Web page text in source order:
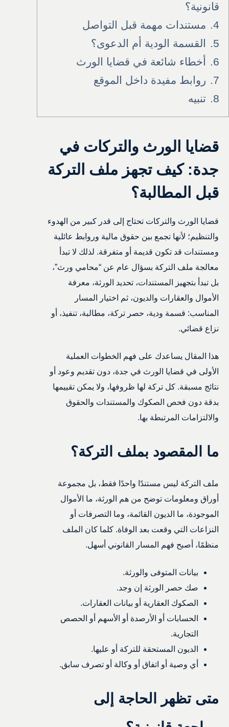
قانونية؟
4.
مستندات مهمة قبل التواصل
5.
القسمة الودية أم الدعوى؟
6.
أخطاء شائعة في قضايا الورث
7.
روابط مفيدة داخل الموقع
8.
تنبيه
قضايا الورث والتركات في
جدة: كيف تجهز ملف التركة
قبل المطالبة؟
قضايا الورث والتركات تحتاج إلى قدر كبير من الهدوء
والتنظيم؛ لأنها تجمع بين حقوق مالية وروابط عائلية
ومستندات قد تكون قديمة أو متفرقة. لذلك لا تبدأ
معالجة ملف التركة بسؤال عام عن “محامي ورث”،
بل تبدأ بتجهيز المستندات، تحديد الورثة، معرفة
الأموال والعقارات والديون، ثم اختيار المسار
المناسب: قسمة ودية، حصر تركة، مطالبة، تنفيذ، أو
نزاع قضائي.
هذا المقال يساعدك على فهم الخطوات العملية
الأولى في قضايا الورث في جدة، دون تقديم وعود أو
نتائج مسبقة. كل تركة لها ظروفها، ولا يمكن تقييمها
بدقة دون فحص الصكوك والمستندات والحقوق
والالتزامات المرتبطة بها.
ما المقصود بملف التركة؟
ملف التركة ليس مستندًا واحدًا فقط، بل مجموعة
أوراق ومعلومات توضح من هم الورثة، ما الأموال
الموجودة، ما الديون القائمة، وما التصرفات أو
النزاعات التي وقعت بعد الوفاة. كلما كان الملف
منظمًا، أصبح فهم المسار القانوني أسهل.
بيانات المتوفى والورثة.
صك حصر الورثة إن وجد.
الصكوك العقارية أو بيانات العقارات.
الحسابات أو الأرصدة أو الأسهم أو الحصص
التجارية.
الديون المستحقة للتركة أو عليها.
أي وصية أو اتفاق أو وكالة أو تصرف سابق.
متى تظهر الحاجة إلى